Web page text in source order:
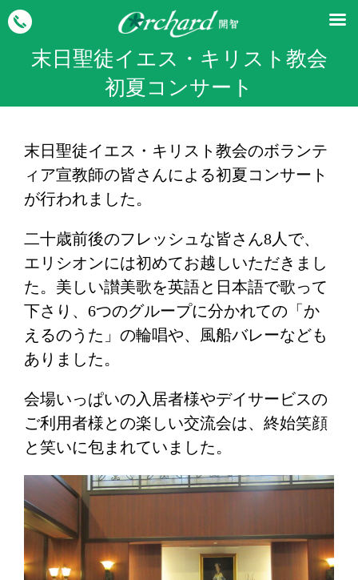
末日聖徒イエス・キリスト教会
初夏コンサート
末日聖徒イエス・キリスト教会のボランテ
ィア宣教師の皆さんによる初夏コンサート
が行われました。
二十歳前後のフレッシュな皆さん8人で、
エリシオンには初めてお越しいただきまし
た。美しい讃美歌を英語と日本語で歌って
下さり、6つのグループに分かれての「か
えるのうた」の輪唱や、風船バレーなども
ありました。
会場いっぱいの入居者様やデイサービスの
ご利用者様との楽しい交流会は、終始笑顔
と笑いに包まれていました。